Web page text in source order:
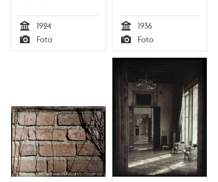
Tid
1924
Typ
Foto Tid
1936
Typ
Foto